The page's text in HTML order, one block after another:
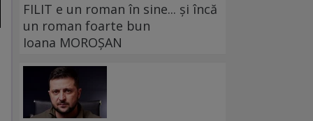
FILIT e un roman în sine... și încă
un roman foarte bun
Ioana MOROȘAN